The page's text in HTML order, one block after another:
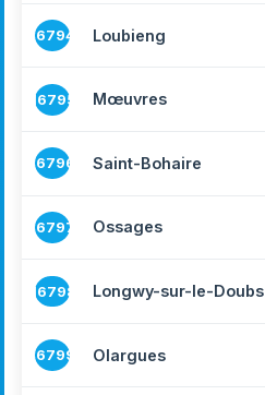
16794 Loubieng
16795 Mœuvres
16796 Saint-Bohaire
16797 Ossages
16798 Longwy-sur-le-Doubs
16799 Olargues